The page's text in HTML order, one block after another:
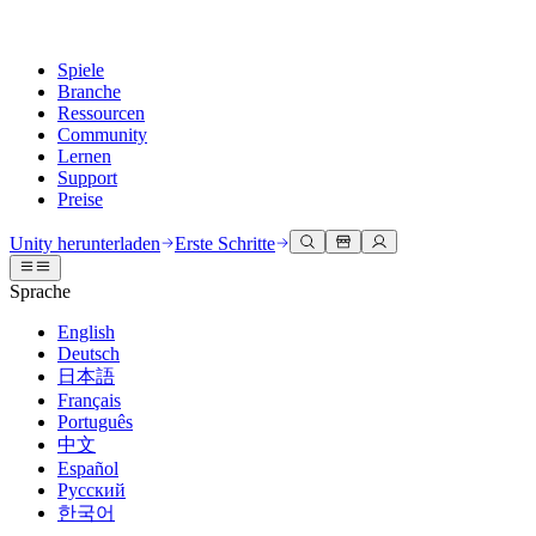
Spiele
Branche
Ressourcen
Community
Lernen
Support
Preise
Unity Engine
Erstellen Sie 2D- und 3D-Spiele für jede Plattform
Zusammenarbeit
Schnell mit Ihrem Team zusammenarbeiten und iterieren
Unity herunterladen
Abonnements und Preise
Bereitstellen
Multiplattform
3D-Zusammenarbeit
Erstellen und überprüfen Sie 3D-Projekte in Echtzeit
Immersive Schulung
In immersiven Umgebungen trainieren
Kundenerlebnisse
Interaktive 3D-Erlebnisse erstellen
Branchen
Fertigung
Dokumentation
Entwicklertools
Versionsfreigaben und Fehlerverfolgung
Roadmap
Bevorstehende Funktionen überprüfen
Glossar
Diskussionen
Veranstaltungen
Globale und lokale Veranstaltungen
Gemeinschaftsgeschichten
Made with Unity
Präsentation von Unity-Schöpfern
Unity Learn
Meistern Sie Unity-Fähigkeiten kostenlos
Professionelles Training
Verbessern Sie Ihr Team mit Unity-Trainern
Neu bei Unity
Erste Schritte
Beginnen Sie noch heute mit dem Lernen
Unity Essential Pathways
Hilfe erhalten
Wir helfen Ihnen, mit Unity erfolgreich zu sein
Erfolgspläne
Erreichen Sie Ihre Ziele schneller mit Expertenunterstützung
FAQ
Antworten auf häufige Fragen
Kontakt aufnehmen
Verbinden Sie sich mit unserem Team
Unity herunterladen Erste Schritte
Sprache
English
Deutsch
日本語
Français
Português
中文
Español
Русский
한국어